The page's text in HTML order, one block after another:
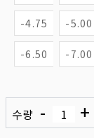
-4.75 -5.00
-6.50 -7.00
수량 - +